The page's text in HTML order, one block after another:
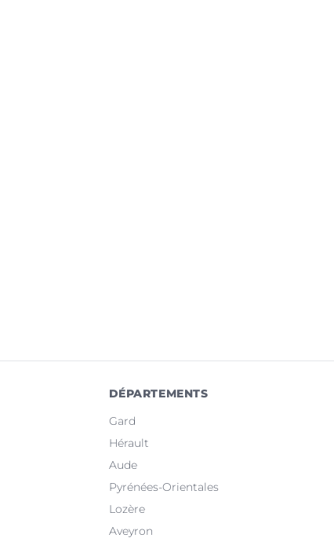
DÉPARTEMENTS
Gard
Hérault
Aude
Pyrénées-Orientales
Lozère
Aveyron